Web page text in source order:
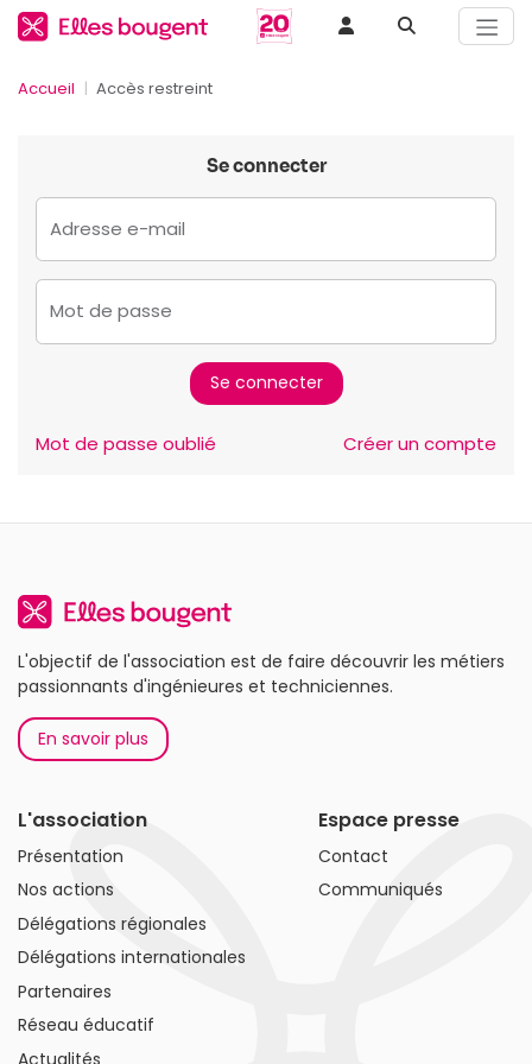
Accueil Accès restreint
Se connecter
Adresse e-mail
Mot de passe
Mot de passe oublié Créer un compte
L'objectif de l'association est de faire découvrir les métiers
passionnants d'ingénieures et techniciennes.
En savoir plus
L'association
Présentation
Nos actions
Délégations régionales
Délégations internationales
Partenaires
Réseau éducatif
Actualités
Espace presse
Contact
Communiqués